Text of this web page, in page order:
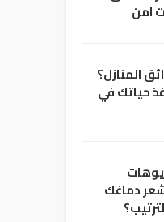
امن
المنازل؟
حياتك في
دماغك